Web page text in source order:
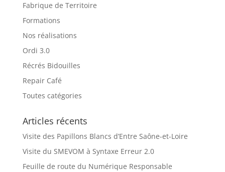
Fabrique de Territoire
Formations
Nos réalisations
Ordi 3.0
Récrés Bidouilles
Repair Café
Toutes catégories
Articles récents
Visite des Papillons Blancs d’Entre Saône-et-Loire
Visite du SMEVOM à Syntaxe Erreur 2.0
Feuille de route du Numérique Responsable